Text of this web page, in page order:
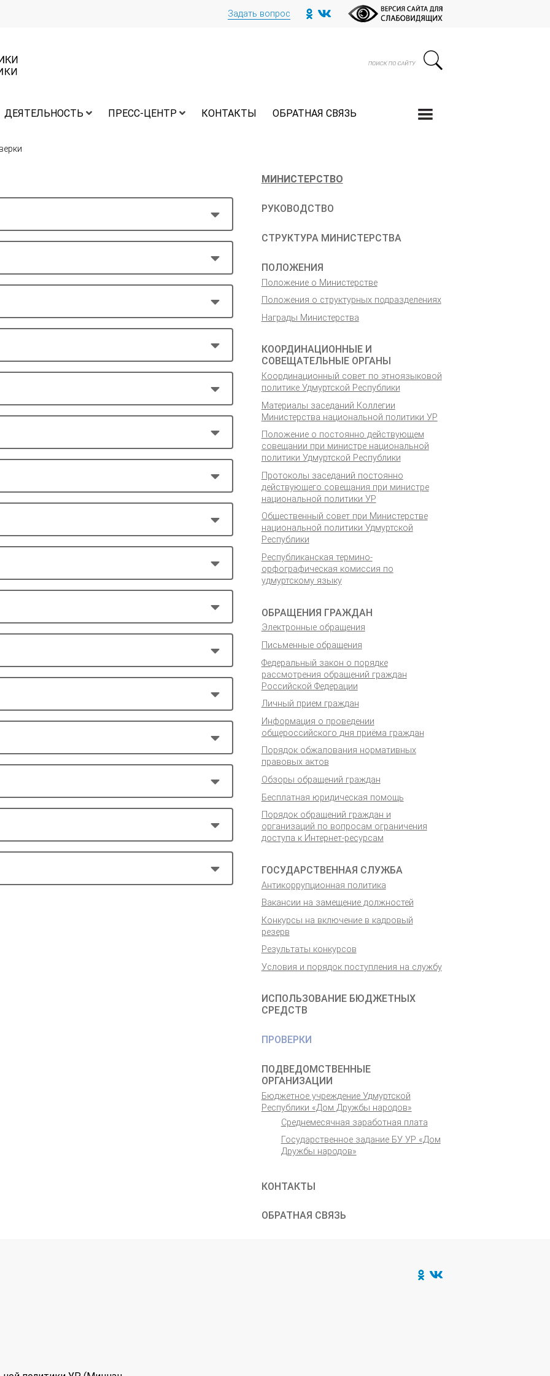
Задать вопрос
ДЕЯТЕЛЬНОСТЬ ПРЕСС-ЦЕНТР КОНТАКТЫ ОБРАТНАЯ СВЯЗЬ
МИНИСТЕРСТВО
РУКОВОДСТВО
СТРУКТУРА МИНИСТЕРСТВА
ПОЛОЖЕНИЯ
Положение о Министерстве
Положения о структурных подразделениях
Награды Министерства
КООРДИНАЦИОННЫЕ И
СОВЕЩАТЕЛЬНЫЕ ОРГАНЫ
Координационный совет по этноязыковой
политике Удмуртской Республики
Материалы заседаний Коллегии
Министерства национальной политики УР
Положение о постоянно действующем
совещании при министре национальной
политики Удмуртской Республики
Протоколы заседаний постоянно
действующего совещания при министре
национальной политики УР
Общественный совет при Министерстве
национальной политики Удмуртской
Республики
Республиканская термино-
орфографическая комиссия по
удмуртскому языку
ОБРАЩЕНИЯ ГРАЖДАН
Электронные обращения
Письменные обращения
Федеральный закон о порядке
рассмотрения обращений граждан
Российской Федерации
Личный прием граждан
Информация о проведении
общероссийского дня приёма граждан
Порядок обжалования нормативных
правовых актов
Обзоры обращений граждан
Бесплатная юридическая помощь
Порядок обращений граждан и
организаций по вопросам ограничения
доступа к Интернет-ресурсам
ГОСУДАРСТВЕННАЯ СЛУЖБА
Антикоррупционная политика
Вакансии на замещение должностей
Конкурсы на включение в кадровый
резерв
Результаты конкурсов
Условия и порядок поступления на службу
ИСПОЛЬЗОВАНИЕ БЮДЖЕТНЫХ
СРЕДСТВ
ПРОВЕРКИ
ПОДВЕДОМСТВЕННЫЕ
ОРГАНИЗАЦИИ
Бюджетное учреждение Удмуртской
Республики «Дом Дружбы народов»
Среднемесячная заработная плата
Государственное задание БУ УР «Дом
Дружбы народов»
КОНТАКТЫ
ОБРАТНАЯ СВЯЗЬ